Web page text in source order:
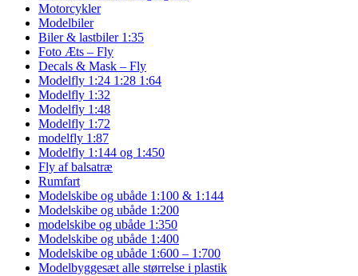
Motorcykler
Modelbiler
Biler & lastbiler 1:35
Foto Æts – Fly
Decals & Mask – Fly
Modelfly 1:24 1:28 1:64
Modelfly 1:32
Modelfly 1:48
Modelfly 1:72
modelfly 1:87
Modelfly 1:144 og 1:450
Fly af balsatræ
Rumfart
Modelskibe og ubåde 1:100 & 1:144
Modelskibe og ubåde 1:200
modelskibe og ubåde 1:350
Modelskibe og ubåde 1:400
Modelskibe og ubåde 1:600 – 1:700
Modelbyggesæt alle størrelse i plastik